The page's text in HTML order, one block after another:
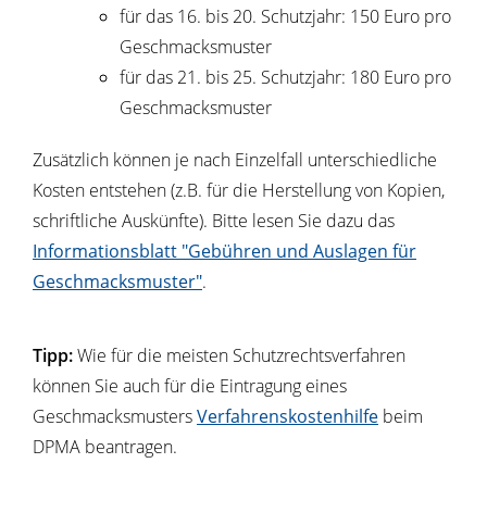
für das 16. bis 20. Schutzjahr: 150 Euro pro
Geschmacksmuster
für das 21. bis 25. Schutzjahr: 180 Euro pro
Geschmacksmuster
Zusätzlich können je nach Einzelfall unterschiedliche
Kosten entstehen (z.B. für die Herstellung von Kopien,
schriftliche Auskünfte). Bitte lesen Sie dazu das
Informationsblatt "Gebühren und Auslagen für
Geschmacksmuster".
Tipp:Wie für die meisten Schutzrechtsverfahren
können Sie auch für die Eintragung eines
GeschmacksmustersVerfahrenskostenhilfe beim
DPMA beantragen.